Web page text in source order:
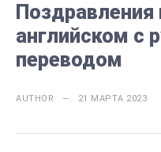
Поздравления
английском с
переводом
AUTHOR — 21 МАРТА 2023